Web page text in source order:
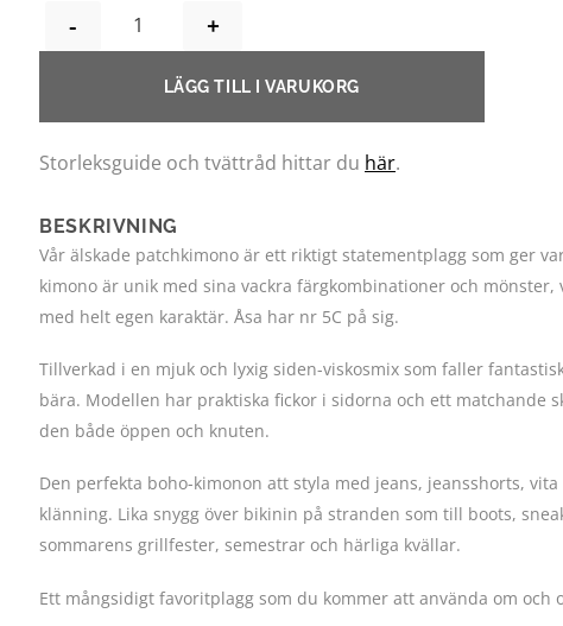
MIX SHORT KIMONO (C) – ALLA UNIKA! HÄR VÄLJER
LÄGG TILL I VARUKORG
Storleksguide och tvättråd hittar du här.
BESKRIVNING
Vår älskade patchkimono är ett riktigt statementplagg som ger
kimono är unik med sina vackra färgkombinationer och
med helt egen karaktär. Åsa har nr 5C på sig.
Tillverkad i en mjuk och lyxig siden-viskosmix som faller
bära. Modellen har praktiska fickor i sidorna och ett matchande
den både öppen och knuten.
Den perfekta boho-kimonon att styla med jeans, jeansshorts,
klänning. Lika snygg över bikinin på stranden som till boots,
sommarens grillfester, semestrar och härliga kvällar.
Ett mångsidigt favoritplagg som du kommer att använda om och